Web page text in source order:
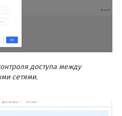
доступа между
сетями.